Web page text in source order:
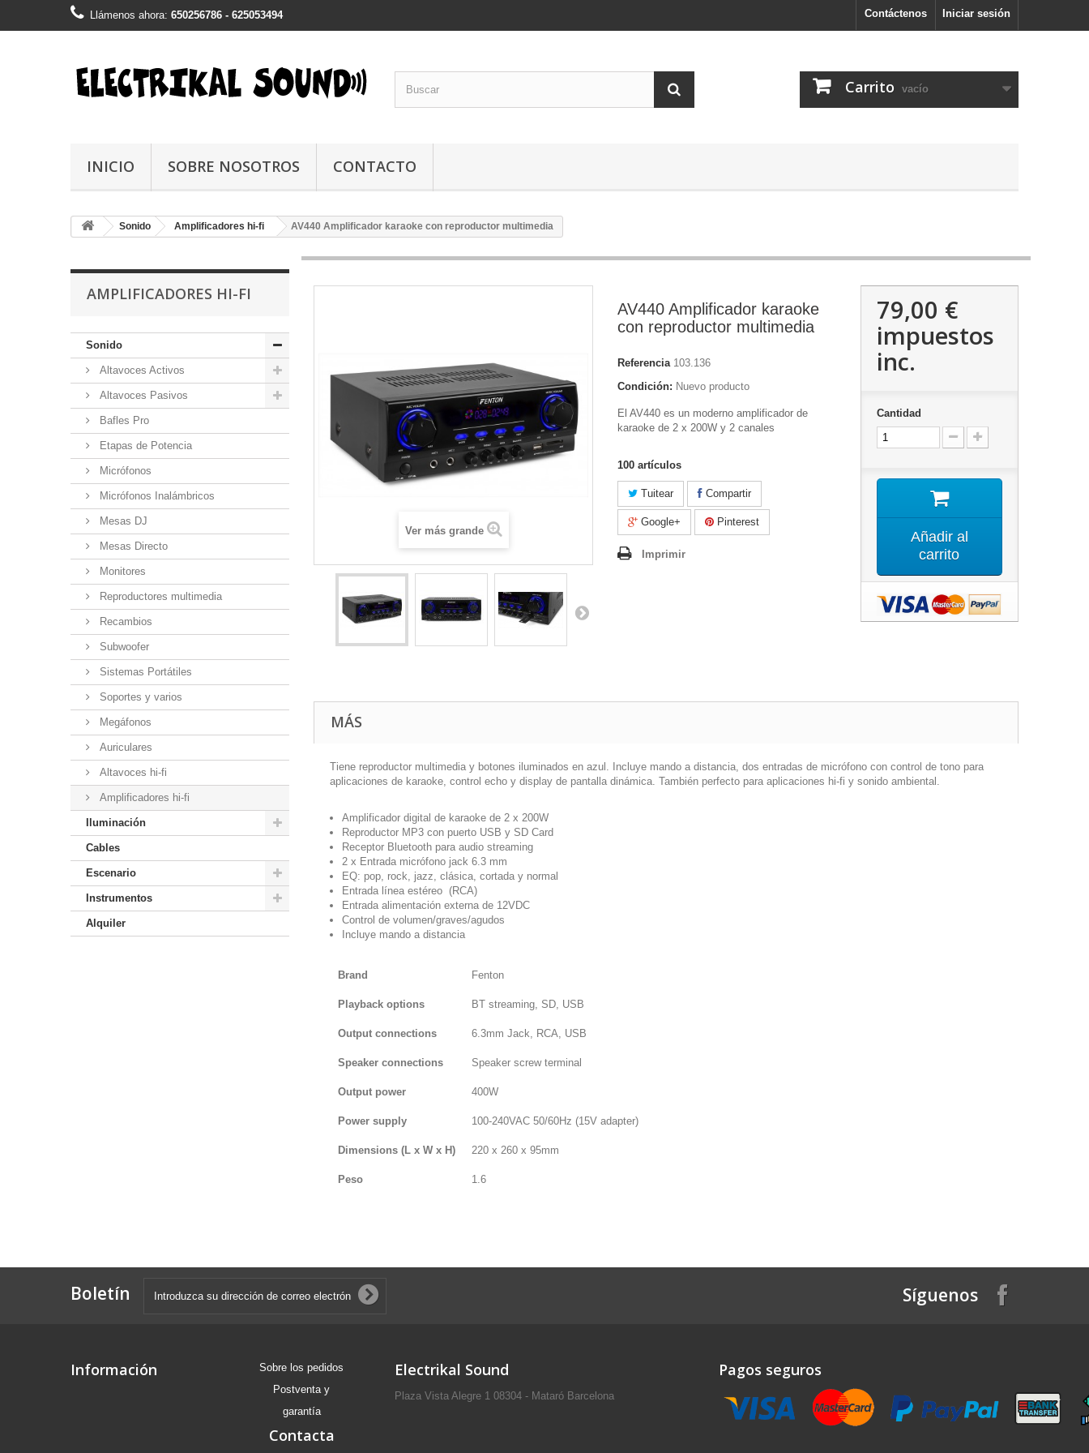
Iniciar sesión
Contáctenos
Llámenos ahora: 650256786 - 625053494
Carrito vacío
INICIO SOBRE NOSOTROS CONTACTO
Sonido Amplificadores hi-fi AV440 Amplificador karaoke con reproductor multimedia
AMPLIFICADORES HI-FI
Sonido
Altavoces Activos
Altavoces Pasivos
Bafles Pro
Etapas de Potencia
Micrófonos
Micrófonos Inalámbricos
Mesas DJ
Mesas Directo
Monitores
Reproductores multimedia
Recambios
Subwoofer
Sistemas Portátiles
Soportes y varios
Megáfonos
Auriculares
Altavoces hi-fi
Amplificadores hi-fi
Iluminación
Cables
Escenario
Instrumentos
Alquiler
Ver más grande
AV440 Amplificador karaoke
con reproductor multimedia
Referencia 103.136
Condición: Nuevo producto
El AV440 es un moderno amplificador de
karaoke de 2 x 200W y 2 canales
100 artículos
Tuitear Compartir
Google+ Pinterest
Imprimir
79,00 €
impuestos
inc.
Cantidad
Añadir al
carrito
MÁS
Tiene reproductor multimedia y botones iluminados en azul. Incluye mando a distancia, dos entradas de micrófono con control de tono para
aplicaciones de karaoke, control echo y display de pantalla dinámica. También perfecto para aplicaciones hi-fi y sonido ambiental.
Amplificador digital de karaoke de 2 x 200W
Reproductor MP3 con puerto USB y SD Card
Receptor Bluetooth para audio streaming
2 x Entrada micrófono jack 6.3 mm
EQ: pop, rock, jazz, clásica, cortada y normal
Entrada línea estéreo (RCA)
Entrada alimentación externa de 12VDC
Control de volumen/graves/agudos
Incluye mando a distancia
Brand Fenton
Playback options BT streaming, SD, USB
Output connections 6.3mm Jack, RCA, USB
Speaker connections Speaker screw terminal
Output power 400W
Power supply 100-240VAC 50/60Hz (15V adapter)
Dimensions (L x W x H) 220 x 260 x 95mm
Peso 1.6
Boletín Síguenos
Información
Sobre los pedidos
Postventa y
garantía
Contacta
Electrikal Sound
Plaza Vista Alegre 1 08304 - Mataró Barcelona
Pagos seguros